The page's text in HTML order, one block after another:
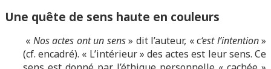
Une quête de sens haute en couleurs
« Nos actes ont un sens» dit l’auteur, « c‘est l’intention»
(cf. encadré). « L’intérieur » des actes est leur sens. Ce